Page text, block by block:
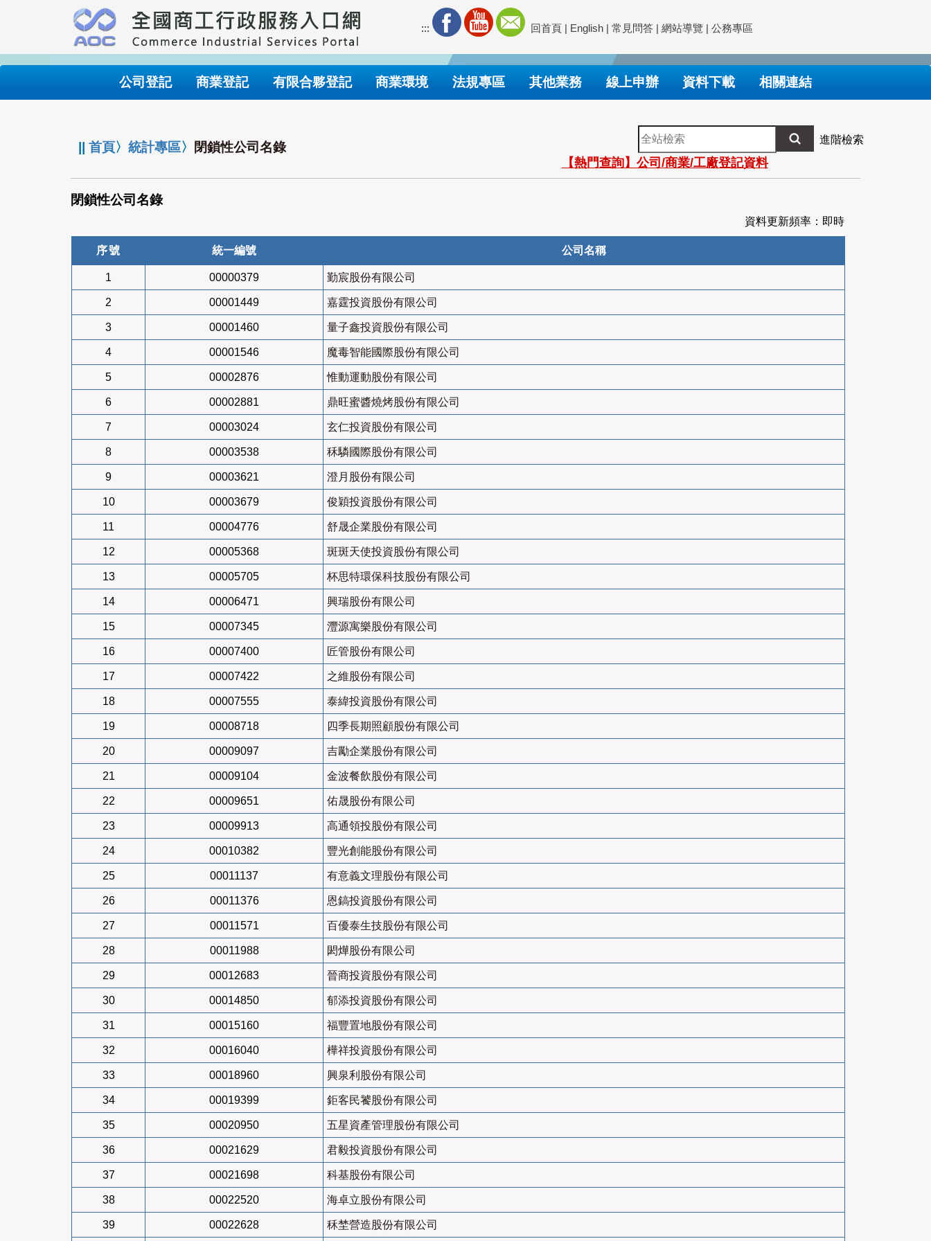
要
內
::: 回首頁 | English | 常見問答 | 網站導覽 | 公務專區
公司登記 商業登記 有限合夥登記 商業環境 法規專區 其他業務 線上申辦 資料下載 相關連結
||首頁〉統計專區〉 閉鎖性公司名錄
全
站
檢
索
進階檢索
【熱門查詢】公司/商業/工廠登記資料
閉鎖性公司名錄
資料更新頻率：即時
序號 統一編號 公司名稱
1 00000379 勤宸股份有限公司
2 00001449 嘉霆投資股份有限公司
3 00001460 量子鑫投資股份有限公司
4 00001546 魔毒智能國際股份有限公司
5 00002876 惟動運動股份有限公司
6 00002881 鼎旺蜜醬燒烤股份有限公司
7 00003024 玄仁投資股份有限公司
8 00003538 秝驎國際股份有限公司
9 00003621 澄月股份有限公司
10 00003679 俊穎投資股份有限公司
11 00004776 舒晟企業股份有限公司
12 00005368 斑斑天使投資股份有限公司
13 00005705 杯思特環保科技股份有限公司
14 00006471 興瑞股份有限公司
15 00007345 灃源寓樂股份有限公司
16 00007400 匠管股份有限公司
17 00007422 之維股份有限公司
18 00007555 泰緯投資股份有限公司
19 00008718 四季長期照顧股份有限公司
20 00009097 吉勵企業股份有限公司
21 00009104 金波餐飲股份有限公司
22 00009651 佑晟股份有限公司
23 00009913 高通領投股份有限公司
24 00010382 豐光創能股份有限公司
25 00011137 有意義文理股份有限公司
26 00011376 恩鎬投資股份有限公司
27 00011571 百優泰生技股份有限公司
28 00011988 閎燁股份有限公司
29 00012683 晉商投資股份有限公司
30 00014850 郁添投資股份有限公司
31 00015160 福豐置地股份有限公司
32 00016040 樺祥投資股份有限公司
33 00018960 興泉利股份有限公司
34 00019399 鉅客民饕股份有限公司
35 00020950 五星資產管理股份有限公司
36 00021629 君毅投資股份有限公司
37 00021698 科基股份有限公司
38 00022520 海卓立股份有限公司
39 00022628 秝埜營造股份有限公司